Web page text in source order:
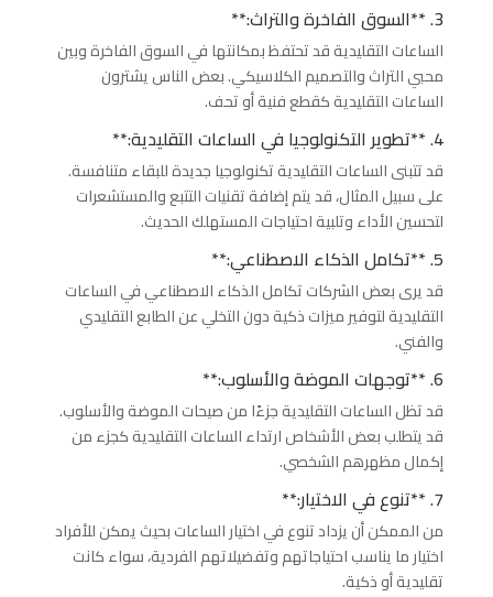
3. **السوق الفاخرة والتراث:**
الساعات التقليدية قد تحتفظ بمكانتها في السوق الفاخرة وبين
محبي التراث والتصميم الكلاسيكي. بعض الناس يشترون
الساعات التقليدية كقطع فنية أو تحف.
4. **تطوير التكنولوجيا في الساعات التقليدية:**
قد تتبنى الساعات التقليدية تكنولوجيا جديدة للبقاء متنافسة.
على سبيل المثال، قد يتم إضافة تقنيات التتبع والمستشعرات
لتحسين الأداء وتلبية احتياجات المستهلك الحديث.
5. **تكامل الذكاء الاصطناعي:**
قد يرى بعض الشركات تكامل الذكاء الاصطناعي في الساعات
التقليدية لتوفير ميزات ذكية دون التخلي عن الطابع التقليدي
والفني.
6. **توجهات الموضة والأسلوب:**
قد تظل الساعات التقليدية جزءًا من صيحات الموضة والأسلوب.
قد يتطلب بعض الأشخاص ارتداء الساعات التقليدية كجزء من
إكمال مظهرهم الشخصي.
7. **تنوع في الاختيار:**
من الممكن أن يزداد تنوع في اختيار الساعات بحيث يمكن للأفراد
اختيار ما يناسب احتياجاتهم وتفضيلاتهم الفردية، سواء كانت
تقليدية أو ذكية.